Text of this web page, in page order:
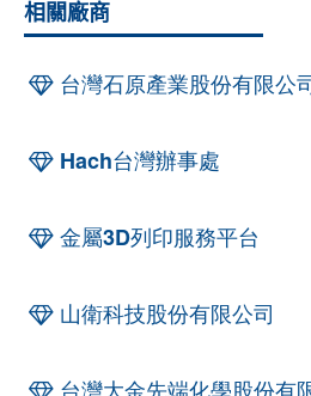
相關廠商
台灣石原產業股份有限公
Hach台灣辦事處
金屬3D列印服務平台
山衛科技股份有限公司